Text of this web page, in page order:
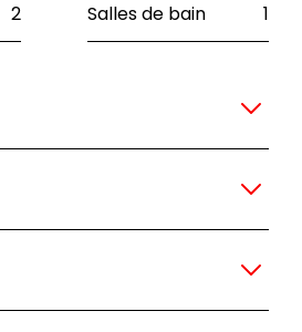
2 Salles de bain 1